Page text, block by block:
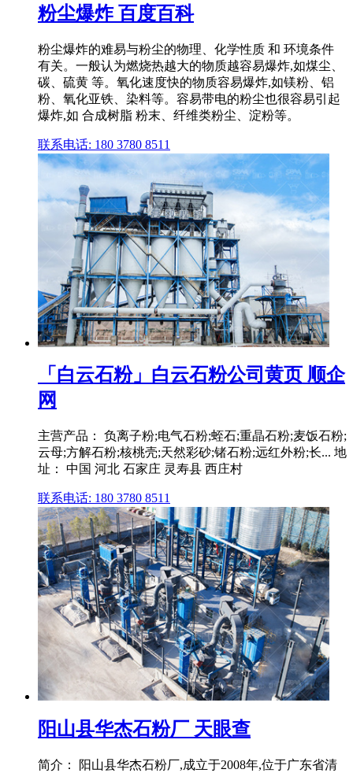
粉尘爆炸 百度百科
粉尘爆炸的难易与粉尘的物理、化学性质 和 环境条件
有关。一般认为燃烧热越大的物质越容易爆炸,如煤尘、
碳、硫黄 等。氧化速度快的物质容易爆炸,如镁粉、铝
粉、氧化亚铁、染料等。容易带电的粉尘也很容易引起
爆炸,如 合成树脂 粉末、纤维类粉尘、淀粉等。
联系电话: 180 3780 8511
「白云石粉」白云石粉公司黄页 顺企
网
主营产品： 负离子粉;电气石粉;蛭石;重晶石粉;麦饭石粉;
云母;方解石粉;核桃壳;天然彩砂;锗石粉;远红外粉;长... 地
址： 中国 河北 石家庄 灵寿县 西庄村
联系电话: 180 3780 8511
阳山县华杰石粉厂 天眼查
简介： 阳山县华杰石粉厂,成立于2008年,位于广东省清